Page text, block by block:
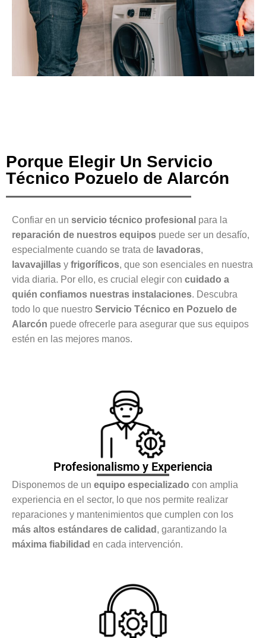
Porque Elegir Un Servicio
Técnico Pozuelo de Alarcón
Confiar en un servicio técnico profesional para la
reparación de nuestros equipos puede ser un desafío,
especialmente cuando se trata de lavadoras,
lavavajillas y frigoríficos, que son esenciales en nuestra
vida diaria. Por ello, es crucial elegir con cuidado a
quién confiamos nuestras instalaciones. Descubra
todo lo que nuestro Servicio Técnico en Pozuelo de
Alarcón puede ofrecerle para asegurar que sus equipos
estén en las mejores manos.
Profesionalismo y Experiencia
Disponemos de un equipo especializado con amplia
experiencia en el sector, lo que nos permite realizar
reparaciones y mantenimientos que cumplen con los
más altos estándares de calidad , garantizando la
máxima fiabilidad en cada intervención.